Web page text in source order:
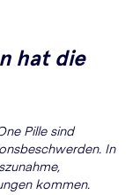
hat die
Pille sind
In
kommen.